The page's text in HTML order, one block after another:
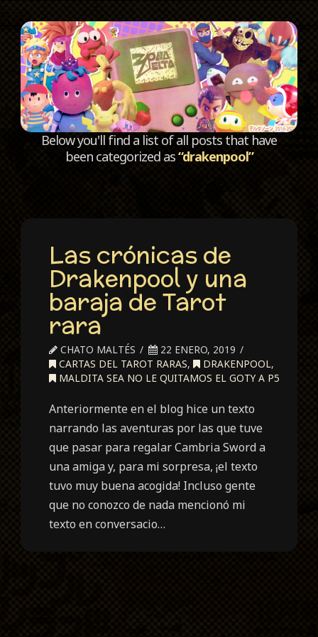
Below you'll find a list of all posts that have
been categorized as“drakenpool”
Las crónicas de
Drakenpool y una
baraja de Tarot
rara
CHATO MALTÉS
22 ENERO, 2019
CARTAS DEL TAROT RARAS, DRAKENPOOL,
MALDITA SEA NO LE QUITAMOS EL GOTY A P5
Anteriormente en el blog hice un texto
narrando las aventuras por las que tuve
que pasar para regalar Cambria Sword a
una amiga y, para mi sorpresa, ¡el texto
tuvo muy buena acogida! Incluso gente
que no conozco de nada mencionó mi
texto en conversacio…